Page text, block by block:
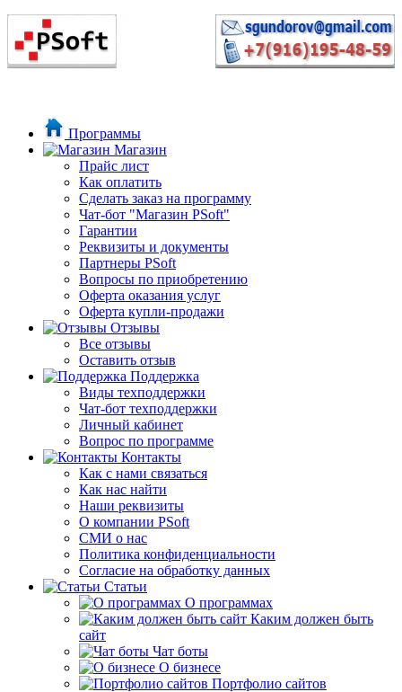
Программы
Магазин
Прайс лист
Как оплатить
Сделать заказ на программу
Чат-бот "Магазин PSoft"
Гарантии
Реквизиты и документы
Партнеры PSoft
Вопросы по приобретению
Оферта оказания услуг
Оферта купли-продажи
Отзывы
Все отзывы
Оставить отзыв
Поддержка
Виды техподдержки
Чат-бот техподдержки
Личный кабинет
Вопрос по программе
Контакты
Как с нами связаться
Как нас найти
Наши реквизиты
О компании PSoft
СМИ о нас
Политика конфиденциальности
Согласие на обработку данных
Статьи
О программах
Каким должен быть
сайт
Чат боты
О бизнесе
Портфолио сайтов